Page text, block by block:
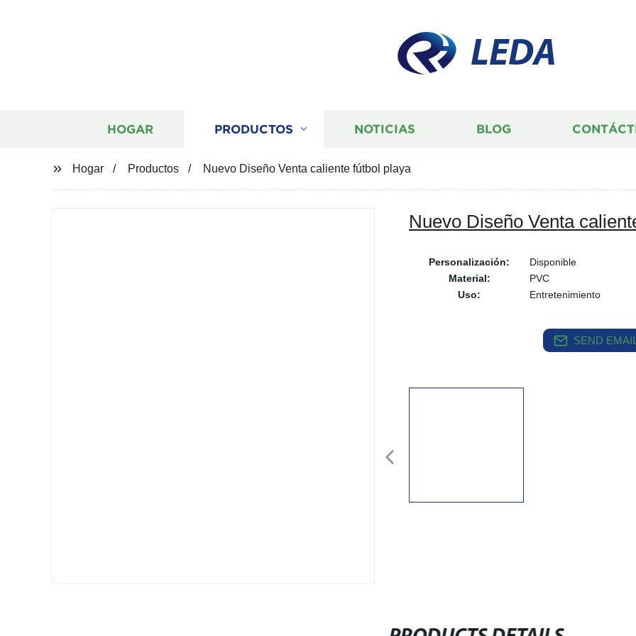
LEDA
HOGAR PRODUCTOS NOTICIAS BLOG
Hogar Productos Nuevo Diseño Venta caliente fútbol playa
Nuevo Diseño Venta
Personalización:
Disponible
Material:
PVC
Uso:
Entretenimiento
SEND